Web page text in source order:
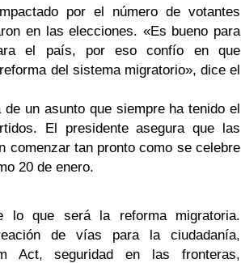
por el número de votantes
en las elecciones. «Es bueno para
el país, por eso confío en que
del sistema migratorio», dice el
un asunto que siempre ha tenido el
El presidente asegura que las
comenzar tan pronto como se celebre
20 de enero.
lo que será la reforma migratoria.
de vías para la ciudadanía,
Act, seguridad en las fronteras,